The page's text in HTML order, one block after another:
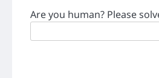
Are you human? Please